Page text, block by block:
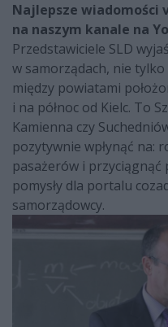
Najlepsze wiadomości
na naszym kanale na
Przedstawiciele SLD
w samorządach, nie
między powiatami
i na północ od Kielc. To
Kamienna czy
pozytywnie wpłynąć na:
pasażerów i
pomysły dla portalu
samorządowcy.